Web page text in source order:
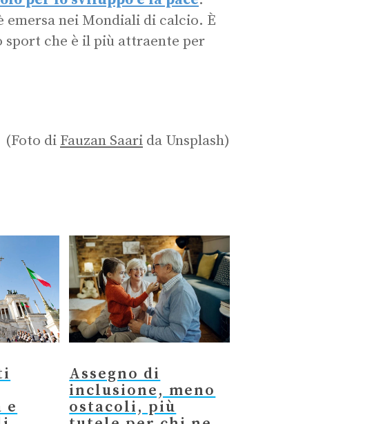
emersa nei Mondiali di calcio. È
sport che è il più attraente per
(Foto di Fauzan Saari da Unsplash)
e
Assegno di
inclusione, meno
ostacoli, più